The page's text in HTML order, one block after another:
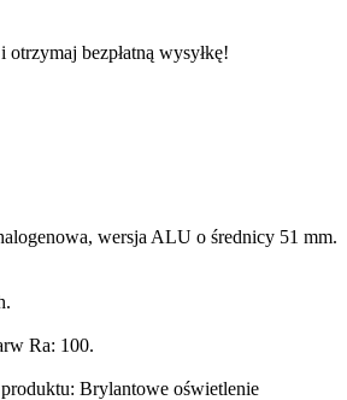
bezpłatną wysyłkę!
wersja ALU o średnicy 51 mm.
Ra: 100.
Brylantowe oświetlenie